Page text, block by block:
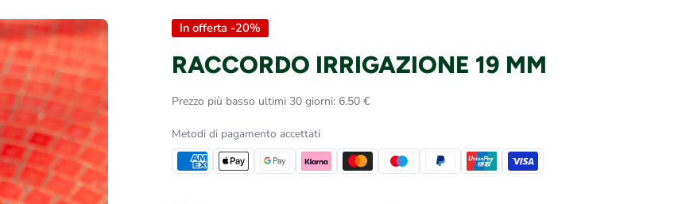
In offerta -20%
RACCORDO IRRIGAZIONE 19 MM
Prezzo più basso ultimi 30 giorni: 6.50 €
Metodi di pagamento accettati